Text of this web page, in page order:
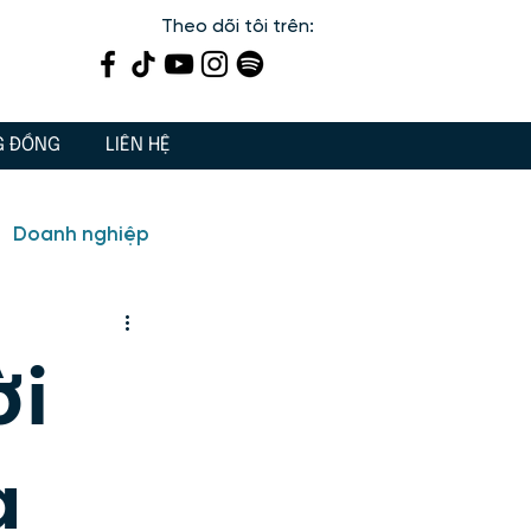
Theo dõi tôi trên:
ĐỒNG LIÊN HỆ
Doanh nghiệp
Dạy con 3 Gốc
lý sống, giá trị sống
tâm linh